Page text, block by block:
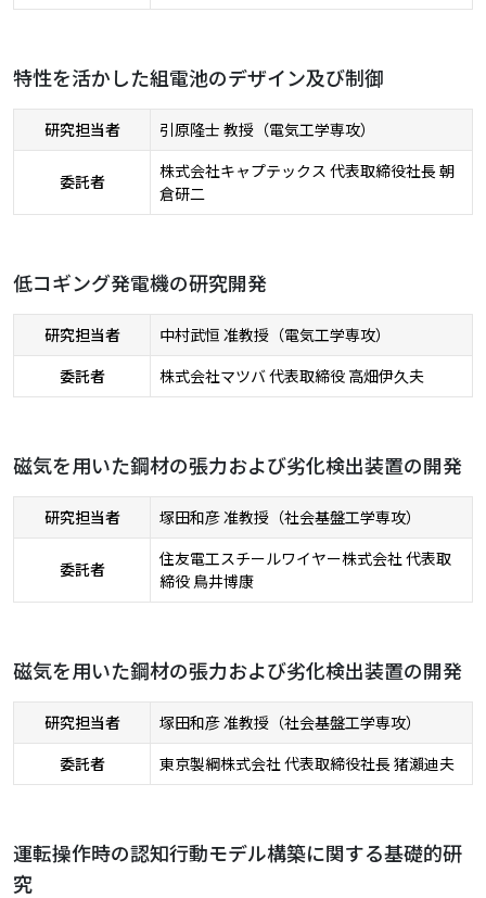
特性を活かした組電池のデザイン及び制御
研究担当者 引原隆士 教授（電気工学専攻）
委託者
株式会社キャプテックス 代表取締役社長 朝
倉研二
低コギング発電機の研究開発
研究担当者
中村武恒 准教授（電気工学専攻）
委託者
株式会社マツバ 代表取締役 高畑伊久夫
磁気を用いた鋼材の張力および劣化検出装置の開発
研究担当者 塚田和彦 准教授（社会基盤工学専攻）
委託者
住友電工スチールワイヤー株式会社 代表取
締役 鳥井博康
磁気を用いた鋼材の張力および劣化検出装置の開発
研究担当者
塚田和彦 准教授（社会基盤工学専攻）
委託者
東京製綱株式会社 代表取締役社長 猪瀨迪夫
運転操作時の認知行動モデル構築に関する基礎的研
究